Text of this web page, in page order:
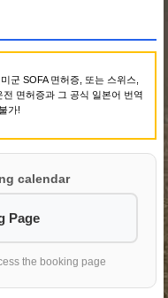
군 SOFA 면허증, 또는 스위스,
면허증과 그 공식 일본어 번역
가!
calendar
Page
the booking page